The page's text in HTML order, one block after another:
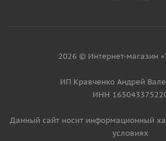
2026 © Интернет-магазин
ИП Кравченко Андрей
ИНН
Данный сайт носит информационный
условиях